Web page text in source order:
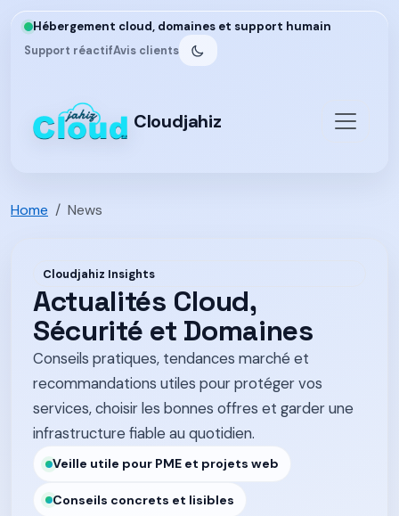
Hébergement cloud, domaines et support humain
Support réactifAvis clients
Cloudjahiz
Home News
Cloudjahiz Insights
Actualités Cloud,
Sécurité et Domaines
Conseils pratiques, tendances marché et
recommandations utiles pour protéger vos
services, choisir les bonnes offres et garder une
infrastructure fiable au quotidien.
Veille utile pour PME et projets web
Conseils concrets et lisibles